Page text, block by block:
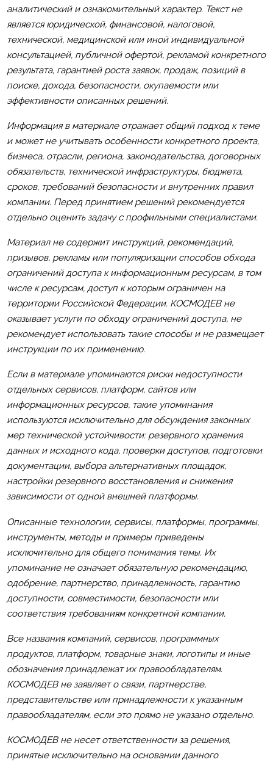
аналитический и ознакомительный характер. Текст не
является юридической, финансовой, налоговой,
технической, медицинской или иной индивидуальной
консультацией, публичной офертой, рекламой конкретного
результата, гарантией роста заявок, продаж, позиций в
поиске, дохода, безопасности, окупаемости или
эффективности описанных решений.
Информация в материале отражает общий подход к теме
и может не учитывать особенности конкретного проекта,
бизнеса, отрасли, региона, законодательства, договорных
обязательств, технической инфраструктуры, бюджета,
сроков, требований безопасности и внутренних правил
компании. Перед принятием решений рекомендуется
отдельно оценить задачу с профильными специалистами.
Материал не содержит инструкций, рекомендаций,
призывов, рекламы или популяризации способов обхода
ограничений доступа к информационным ресурсам, в том
числе к ресурсам, доступ к которым ограничен на
территории Российской Федерации. КОСМОДЕВ не
оказывает услуги по обходу ограничений доступа, не
рекомендует использовать такие способы и не размещает
инструкции по их применению.
Если в материале упоминаются риски недоступности
отдельных сервисов, платформ, сайтов или
информационных ресурсов, такие упоминания
используются исключительно для обсуждения законных
мер технической устойчивости: резервного хранения
данных и исходного кода, проверки доступов, подготовки
документации, выбора альтернативных площадок,
настройки резервного восстановления и снижения
зависимости от одной внешней платформы.
Описанные технологии, сервисы, платформы, программы,
инструменты, методы и примеры приведены
исключительно для общего понимания темы. Их
упоминание не означает обязательную рекомендацию,
одобрение, партнерство, принадлежность, гарантию
доступности, совместимости, безопасности или
соответствия требованиям конкретной компании.
Все названия компаний, сервисов, программных
продуктов, платформ, товарные знаки, логотипы и иные
обозначения принадлежат их правообладателям.
КОСМОДЕВ не заявляет о связи, партнерстве,
представительстве или принадлежности к указанным
правообладателям, если это прямо не указано отдельно.
КОСМОДЕВ не несет ответственности за решения,
принятые исключительно на основании данного